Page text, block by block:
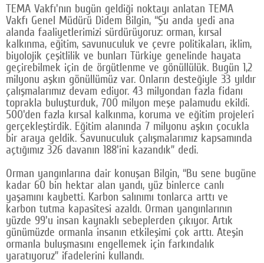
Google Plus
© 2026 TÜM HAKLARI SAKLIDIR
TEMA Vakfı'nın bugün geldiği noktayı anlatan TEMA
Vakfı Genel Müdürü Didem Bilgin, “Şu anda yedi ana
alanda faaliyetlerimizi sürdürüyoruz: orman, kırsal
kalkınma, eğitim, savunuculuk ve çevre politikaları, iklim,
biyolojik çeşitlilik ve bunları Türkiye genelinde hayata
geçirebilmek için de örgütlenme ve gönüllülük. Bugün 1,2
milyonu aşkın gönüllümüz var. Onların desteğiyle 33 yıldır
çalışmalarımız devam ediyor. 43 milyondan fazla fidanı
toprakla buluşturduk, 700 milyon meşe palamudu ekildi.
500'den fazla kırsal kalkınma, koruma ve eğitim projeleri
gerçekleştirdik. Eğitim alanında 7 milyonu aşkın çocukla
bir araya geldik. Savunuculuk çalışmalarımız kapsamında
açtığımız 326 davanın 188'ini kazandık” dedi.
Orman yangınlarına dair konuşan Bilgin, “Bu sene bugüne
kadar 60 bin hektar alan yandı, yüz binlerce canlı
yaşamını kaybetti. Karbon salınımı tonlarca arttı ve
karbon tutma kapasitesi azaldı. Orman yangınlarının
yüzde 99'u insan kaynaklı sebeplerden çıkıyor. Artık
günümüzde ormanla insanın etkileşimi çok arttı. Ateşin
ormanla buluşmasını engellemek için farkındalık
yaratıyoruz” ifadelerini kullandı.